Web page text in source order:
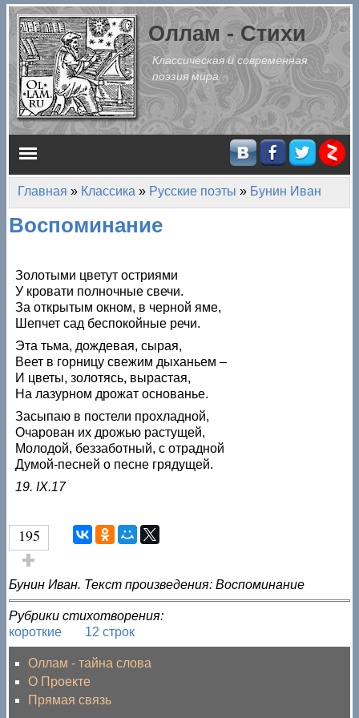
Перейти к основному содержанию
Оллам - Стихи
Классическая и современная
поэзия мира
Главное меню
Вы здесь
Главная » Классика » Русские поэты » Бунин Иван
Воспоминание
Золотыми цветут остриями
У кровати полночные свечи.
За открытым окном, в черной яме,
Шепчет сад беспокойные речи.
Эта тьма, дождевая, сырая,
Веет в горницу свежим дыханьем –
И цветы, золотясь, вырастая,
На лазурном дрожат основанье.
Засыпаю в постели прохладной,
Очарован их дрожью растущей,
Молодой, беззаботный, с отрадной
Думой-песней о песне грядущей.
19. IX.17
195
Голос за!
Бунин Иван. Текст произведения: Воспоминание
Рубрики стихотворения:
короткие
12 строк
Оллам - тайна слова
О Проекте
Прямая связь